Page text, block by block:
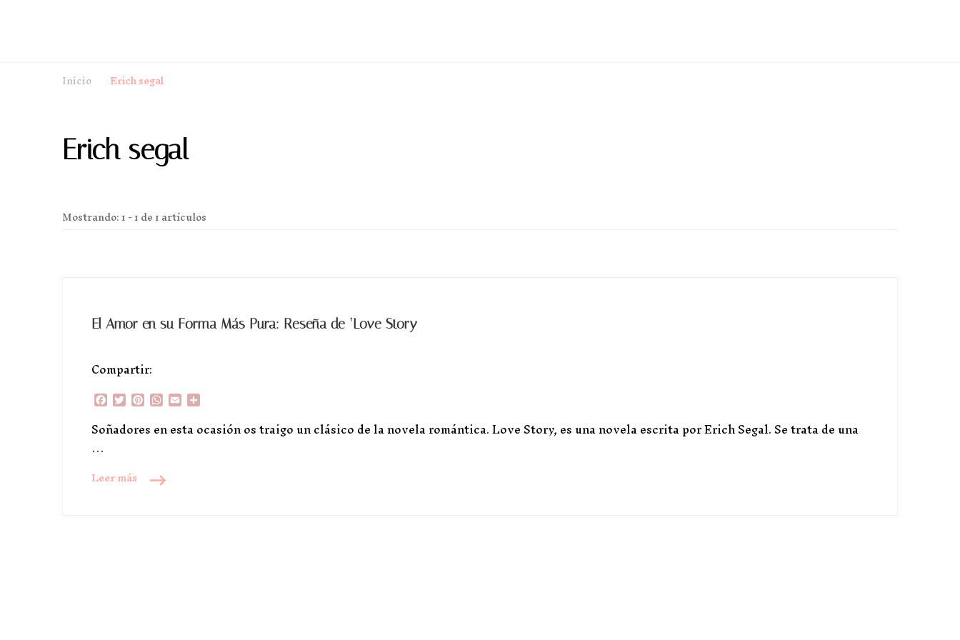
Inicio Erich segal
Erich segal
Mostrando: 1 - 1 de 1 artículos
El Amor en su Forma Más Pura: Reseña de ‘Love Story
Compartir:
Facebook
Twitter
Pinterest
WhatsApp
Email
Soñadores en esta ocasión os traigo un clásico de la novela romántica. Love Story, es una novela escrita por Erich Segal. Se trata de una
…
Leer más